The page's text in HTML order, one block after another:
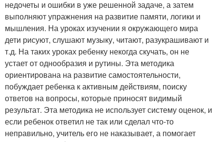
недочеты и ошибки в уже решенной задаче, а затем
выполняют упражнения на развитие памяти, логики и
мышления. На уроках изучении я окружающего мира
дети рисуют, слушают музыку, читают, разукрашивают и
т.д. На таких уроках ребенку некогда скучать, он не
устает от однообразия и рутины. Эта методика
ориентирована на развитие самостоятельности,
побуждает ребенка к активным действиям, поиску
ответов на вопросы, которые приносят видимый
результат. Эта методика не использует систему оценок, и
если ребенок ответил не так или сделал что-то
неправильно, учитель его не наказывает, а помогает